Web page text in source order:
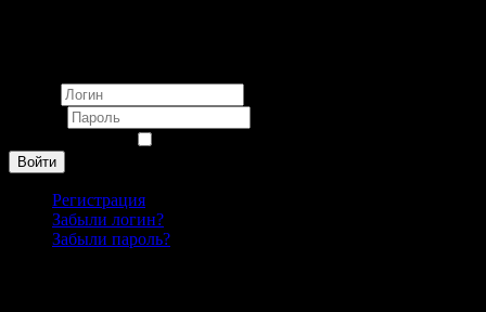
Войти
Регистрация
Забыли логин?
Забыли пароль?